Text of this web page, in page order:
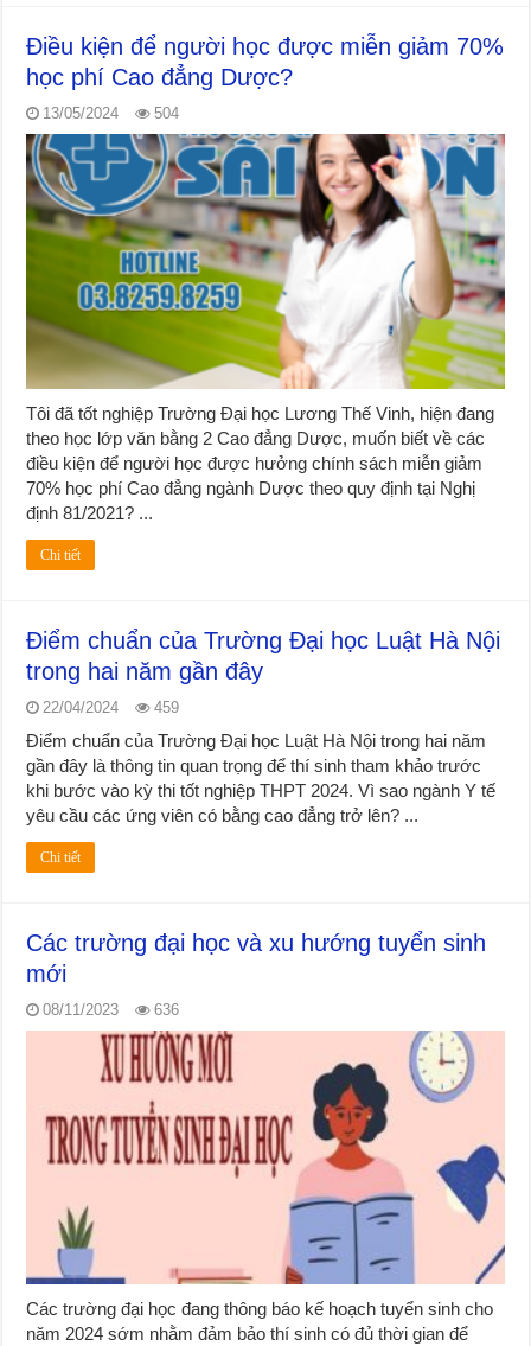
Điều kiện để người học được miễn giảm 70%
học phí Cao đẳng Dược?
13/05/2024 504
Tôi đã tốt nghiệp Trường Đại học Lương Thế Vinh, hiện đang
theo học lớp văn bằng 2 Cao đẳng Dược, muốn biết về các
điều kiện để người học được hưởng chính sách miễn giảm
70% học phí Cao đẳng ngành Dược theo quy định tại Nghị
định 81/2021? ...
Chi tiết
Điểm chuẩn của Trường Đại học Luật Hà Nội
trong hai năm gần đây
22/04/2024 459
Điểm chuẩn của Trường Đại học Luật Hà Nội trong hai năm
gần đây là thông tin quan trọng để thí sinh tham khảo trước
khi bước vào kỳ thi tốt nghiệp THPT 2024. Vì sao ngành Y tế
yêu cầu các ứng viên có bằng cao đẳng trở lên? ...
Chi tiết
Các trường đại học và xu hướng tuyển sinh
mới
08/11/2023 636
Các trường đại học đang thông báo kế hoạch tuyển sinh cho
năm 2024 sớm nhằm đảm bảo thí sinh có đủ thời gian để